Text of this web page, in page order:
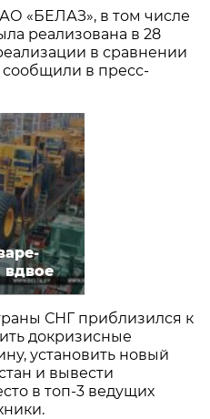
«БЕЛАЗ», в том числе
реализована в 28
в сравнении
сообщили в пресс-
вдвое
СНГ приблизился к
докризисные
установить новый
и вывести
в топ-3 ведущих